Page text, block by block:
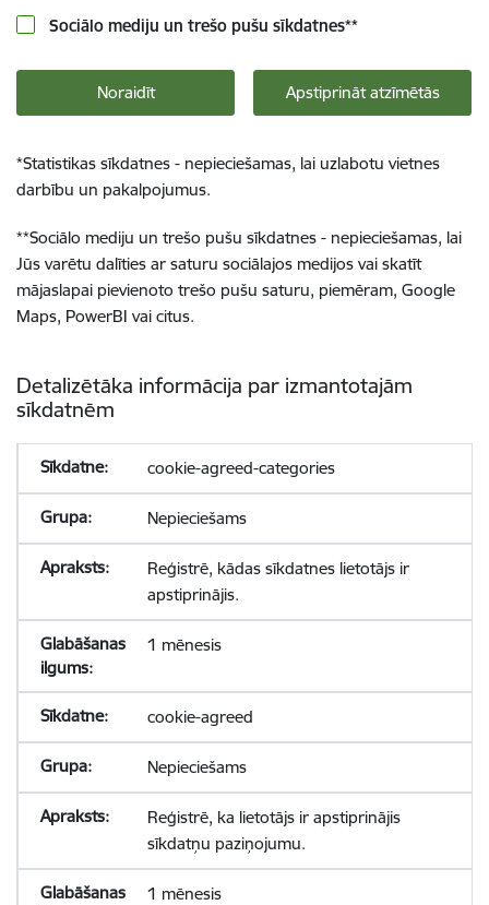
Sociālo mediju un trešo pušu sīkdatnes**
Noraidīt Apstiprināt atzīmētās
*Statistikas sīkdatnes - nepieciešamas, lai uzlabotu vietnes
darbību un pakalpojumus.
**Sociālo mediju un trešo pušu sīkdatnes - nepieciešamas, lai
Jūs varētu dalīties ar saturu sociālajos medijos vai skatīt
mājaslapai pievienoto trešo pušu saturu, piemēram, Google
Maps, PowerBI vai citus.
Detalizētāka informācija par izmantotajām
sīkdatnēm
cookie-agreed-categories
Nepieciešams
Reģistrē, kādas sīkdatnes lietotājs ir
apstiprinājis.
1 mēnesis
cookie-agreed
Nepieciešams
Reģistrē, ka lietotājs ir apstiprinājis
sīkdatņu paziņojumu.
1 mēnesis